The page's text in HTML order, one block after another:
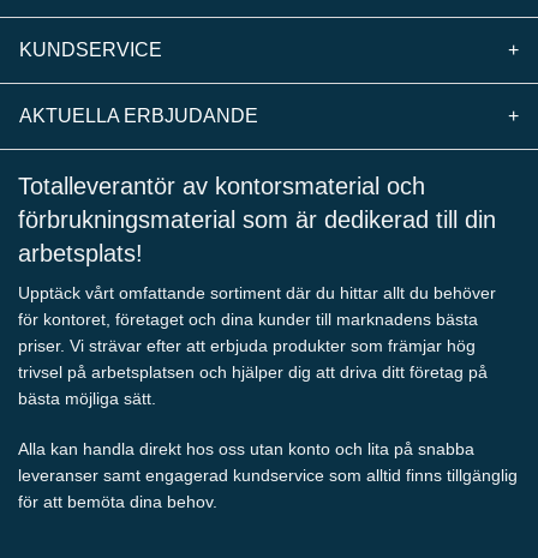
KUNDSERVICE +
AKTUELLA ERBJUDANDE +
Totalleverantör av kontorsmaterial och
förbrukningsmaterial som är dedikerad till din
arbetsplats!
Upptäck vårt omfattande sortiment där du hittar allt du behöver
för kontoret, företaget och dina kunder till marknadens bästa
priser. Vi strävar efter att erbjuda produkter som främjar hög
trivsel på arbetsplatsen och hjälper dig att driva ditt företag på
bästa möjliga sätt.
Alla kan handla direkt hos oss utan konto och lita på snabba
leveranser samt engagerad kundservice som alltid finns tillgänglig
för att bemöta dina behov.